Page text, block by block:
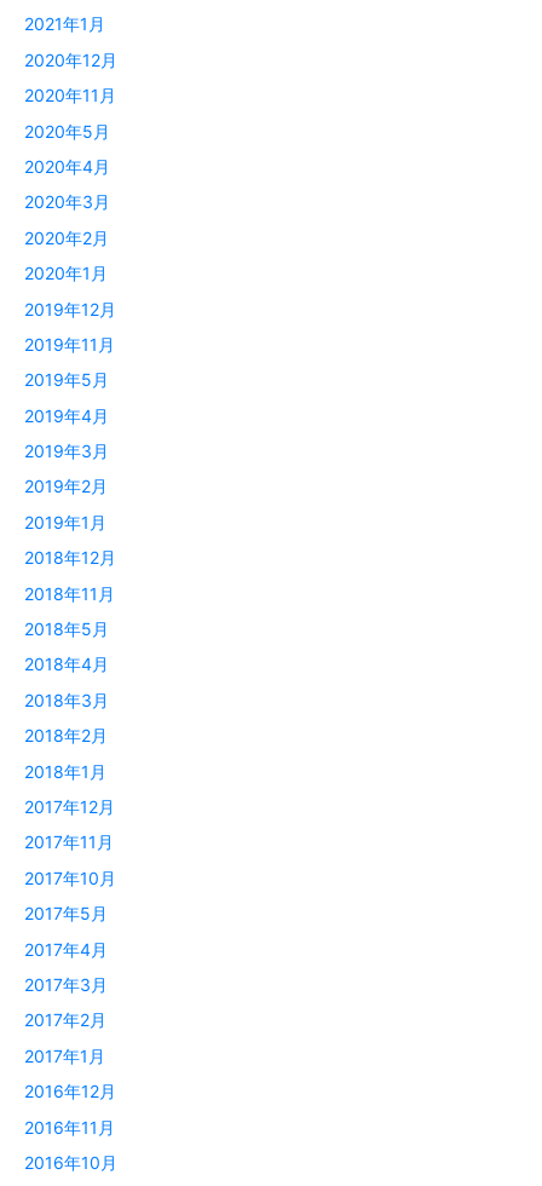
2021年1月
2020年12月
2020年11月
2020年5月
2020年4月
2020年3月
2020年2月
2020年1月
2019年12月
2019年11月
2019年5月
2019年4月
2019年3月
2019年2月
2019年1月
2018年12月
2018年11月
2018年5月
2018年4月
2018年3月
2018年2月
2018年1月
2017年12月
2017年11月
2017年10月
2017年5月
2017年4月
2017年3月
2017年2月
2017年1月
2016年12月
2016年11月
2016年10月